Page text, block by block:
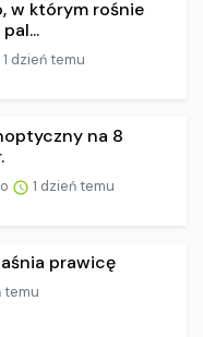
w którym rośnie
1 dzień temu
na 8
1 dzień temu
prawicę
temu